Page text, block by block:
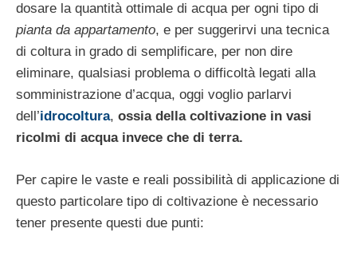
dosare la quantità ottimale di acqua per ogni tipo di
pianta da apparta­mento, e per suggerirvi una tecnica
di coltura in grado di semplificare, per non dire
eliminare, qualsiasi problema o difficol­tà legati alla
somministrazione d’acqua, oggi voglio parlarvi
dell’idrocoltura, ossia della col­tivazione in vasi
ricolmi di acqua invece che di terra.
Per capire le vaste e reali possibilità di ap­plicazione di
questo particolare tipo di col­tivazione è necessario
tener presente questi due punti: